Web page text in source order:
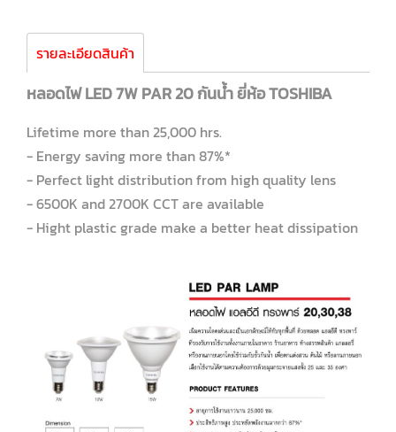
รายละเอียดสินค้า
หลอดไฟ LED 7W PAR 20 กันน้ำ ยี่ห้อ TOSHIBA
Lifetime more than 25,000 hrs.
- Energy saving more than 87%*
- Perfect light distribution from high quality lens
- 6500K and 2700K CCT are available
- Hight plastic grade make a better heat dissipation